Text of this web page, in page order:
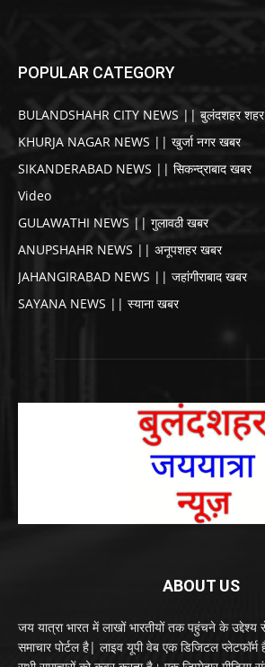
POPULAR CATEGORY
BULANDSHAHR CITY NEWS || बुलंदशहर
KHURJA NAGAR NEWS || खुर्जा नगर खबर
SIKANDERABAD NEWS || सिकन्द्राबाद खबर
Video
GULAWATHI NEWS || गुलावठी खबर
ANUPSHAHR NEWS || अनूपशहर खबर
JAHANGIRABAD NEWS || जहांगीराबाद खबर
SAYANA NEWS || स्याना खबर
ABOUT US
जय यात्रा भारत में लाखों भारतीयों तक पहुंचने के उद्देश्य
समाचार पोर्टल है| लाइव यूपी वेब एक डिजिटल